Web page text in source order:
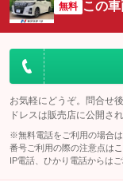
無料 この
お気軽にどうぞ。問合せ
ドレスは販売店に公開され
※無料電話をご利用の場合
番号ご利用の際の注意点は
IP電話、ひかり電話からは